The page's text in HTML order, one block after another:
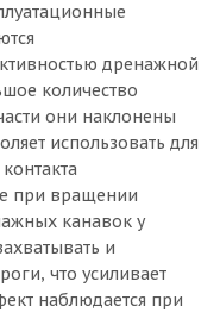
дренажной
количество
они наклонены
использовать для
при вращении
канавок у
и
что усиливает
наблюдается при